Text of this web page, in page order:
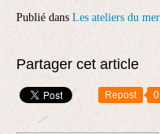
Publié dans Les ateliers du
Partager cet article
Repost 0